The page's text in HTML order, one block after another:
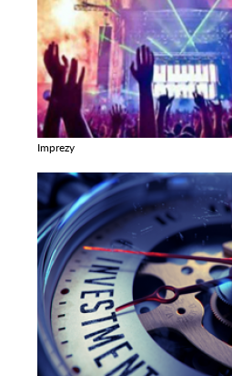
Imprezy